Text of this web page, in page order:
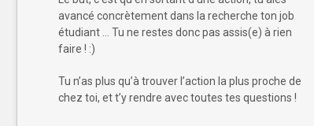
avancé concrètement dans la recherche ton job
étudiant … Tu ne restes donc pas assis(e) à rien
faire ! :)
Tu n’as plus qu’à trouver l’action la plus proche de
chez toi, et t’y rendre avec toutes tes questions !